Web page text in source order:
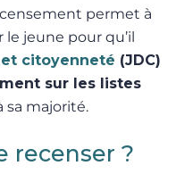
permet à
jeune pour qu’il
citoyenneté (JDC)
sur les listes
sa majorité.
recenser ?